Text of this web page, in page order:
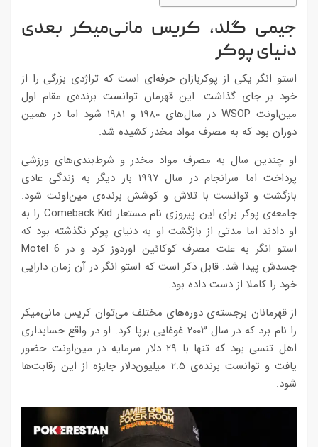
جیمی گلد، کریس مانی‌میکر بعدی
دنیای پوکر
استو انگر یکی از پوکربازان حرفه‌ای است که تراژدی بزرگی را از
خود بر جای گذاشت. این قهرمان توانست برنده‌ی مقام اول
مین‌اونت‌ WSOP در سال‌های ۱۹۸۰ و ۱۹۸۱ شود اما در همین
دوران بود که به مصرف مواد مخدر کشیده شد.
او چندین سال به مصرف مواد مخدر و شرط‌بندی‌های ورزشی
پرداخت اما سرانجام در سال ۱۹۹۷ بار دیگر به زندگی عادی
بازگشت و توانست با تلاش و کوشش برنده‌ی مین‌اونت شود.
جامعه‌ی پوکر برای این پیروزی نام مستعار Comeback Kid را به
او دادند اما مدتی از بازگشت او به دنیای پوکر نگذشته بود که
استو انگر به علت مصرف کوکائین اوردوز کرد و در Motel 6
جسدش پیدا شد. قابل ذکر است که استو انگر در آن زمان دارایی
خود را کاملا از دست داده بود.
از قهرمانان برجسته‌ی دوره‌های مختلف می‌توان کریس مانی‌میکر
را نام برد که در سال ۲۰۰۳ غوغایی برپا کرد. او در واقع حسابداری
اهل تنسی بود که تنها با ۲۹ دلار سرمایه در مین‌اونت حضور
یافت و توانست برنده‌ی ۲.۵ میلیون‌دلار جایزه از این رقابت‌ها
شود.